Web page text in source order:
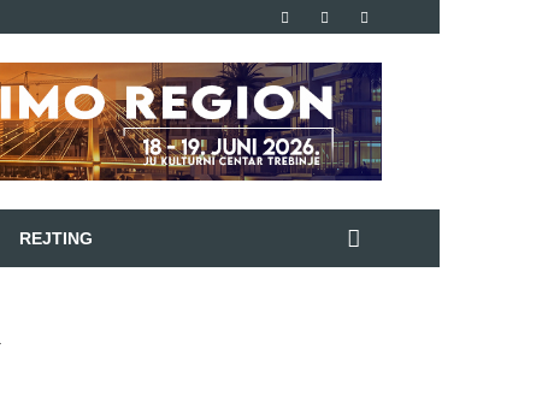
REJTING